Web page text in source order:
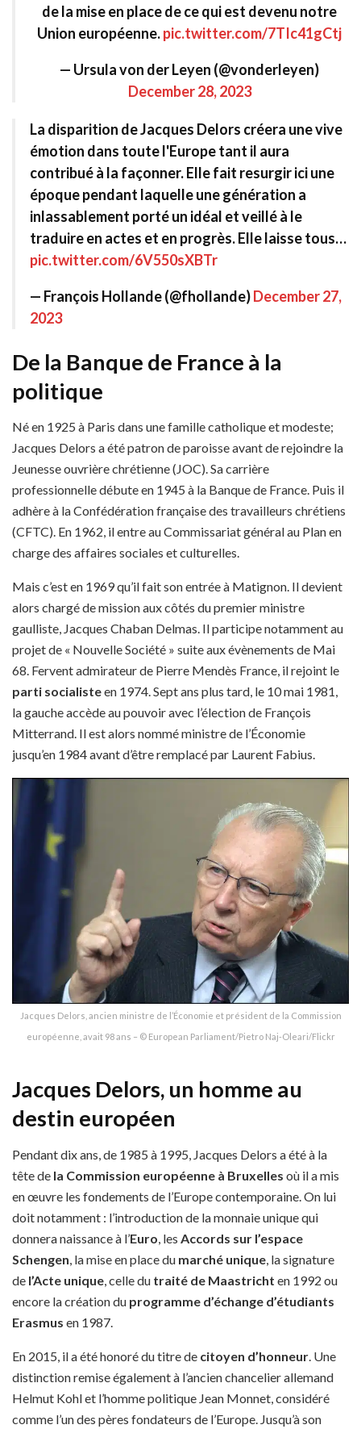
de la mise en place de ce qui est devenu notre
Union européenne.pic.twitter.com/7TIc41gCtj
— Ursula von der Leyen (@vonderleyen)
December 28, 2023
La disparition de Jacques Delors créera une vive
émotion dans toute l'Europe tant il aura
contribué à la façonner. Elle fait resurgir ici une
époque pendant laquelle une génération a
inlassablement porté un idéal et veillé à le
traduire en actes et en progrès. Elle laisse tous…
pic.twitter.com/6V550sXBTr
— François Hollande (@fhollande)December 27,
2023
De la Banque de France à la
politique
Né en 1925 à Paris dans une famille catholique et modeste;
Jacques Delors a été patron de paroisse avant de rejoindre la
Jeunesse ouvrière chrétienne (JOC). Sa carrière
professionnelle débute en 1945 à la Banque de France. Puis il
adhère à la Confédération française des travailleurs chrétiens
(CFTC). En 1962, il entre au Commissariat général au Plan en
charge des affaires sociales et culturelles.
Mais c’est en 1969 qu’il fait son entrée à Matignon. Il devient
alors chargé de mission aux côtés du premier ministre
gaulliste, Jacques Chaban Delmas. Il participe notamment au
projet de « Nouvelle Société » suite aux évènements de Mai
68. Fervent admirateur de Pierre Mendès France, il rejoint le
parti socialisteen 1974. Sept ans plus tard, le 10 mai 1981,
la gauche accède au pouvoir avec l’élection de François
Mitterrand. Il est alors nommé ministre de l’Économie
jusqu’en 1984 avant d’être remplacé par Laurent Fabius.
Jacques Delors, ancien ministre de l’Économie et président de la Commission
européenne, avait 98 ans – © European Parliament/Pietro Naj-Oleari/Flickr
Jacques Delors, un homme au
destin européen
Pendant dix ans, de 1985 à 1995, Jacques Delors a été à la
tête de la Commission européenne à Bruxelles où il a mis
en œuvre les fondements de l’Europe contemporaine. On lui
doit notamment : l’introduction de la monnaie unique qui
donnera naissance à l’Euro , les Accords sur l’espace
Schengen , la mise en place du marché unique , la signature
de l’Acte unique , celle du traité de Maastricht en 1992 ou
encore la création du programme d’échange d’étudiants
Erasmus en 1987.
En 2015, il a été honoré du titre de citoyen d’honneur . Une
distinction remise également à l’ancien chancelier allemand
Helmut Kohl et l’homme politique Jean Monnet, considéré
comme l’un des pères fondateurs de l’Europe. Jusqu’à son